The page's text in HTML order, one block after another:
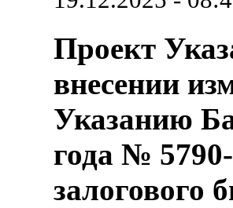
Проект
внесении
Указанию
года №
залогового